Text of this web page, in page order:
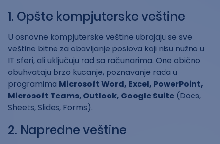
1. Opšte kompjuterske veštine
U osnovne kompjuterske veštine ubrajaju se sve
veštine bitne za obavljanje poslova koji nisu nužno u
IT sferi, ali uključuju rad sa računarima. One obično
obuhvataju brzo kucanje, poznavanje rada u
programima Microsoft Word, Excel, PowerPoint,
Microsoft Teams, Outlook, Google Suite (Docs,
Sheets, Slides, Forms).
2. Napredne veštine